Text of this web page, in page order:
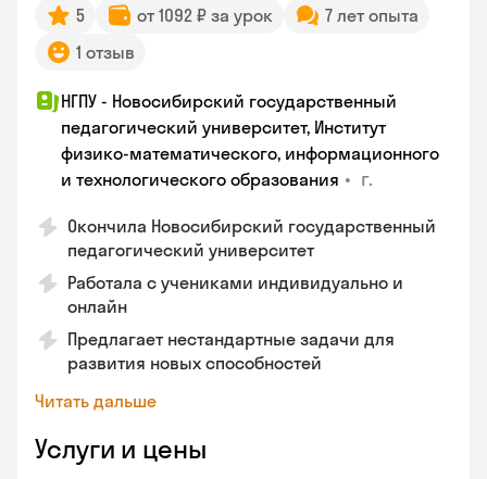
5 от 1092 ₽ за урок
7 лет опыта
1 отзыв
НГПУ - Новосибирский государственный
педагогический университет, Институт
физико-математического, информационного
и технологического образования • г.
Окончила Новосибирский государственный
педагогический университет
Работала с учениками индивидуально и
онлайн
Предлагает нестандартные задачи для
развития новых способностей
Читать дальше
Услуги и цены